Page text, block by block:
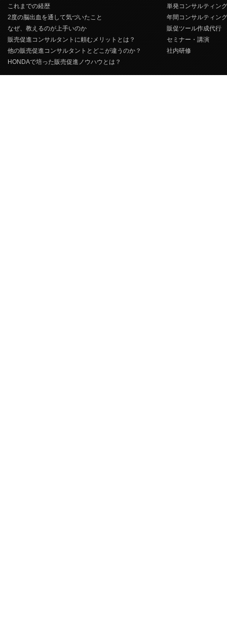
これまでの経歴
2度の脳出血を通して気づいたこと
なぜ、教えるのが上手いのか
販売促進コンサルタントに頼むメリットとは？
他の販売促進コンサルタントとどこが違うのか？
HONDAで培った販売促進ノウハウとは？
単発コンサルティング
年間コンサルティング
販促ツール作成代行
セミナー・講演
社内研修